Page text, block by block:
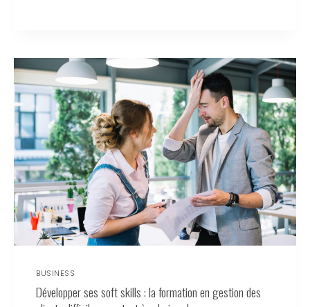
BUSINESS
Développer ses soft skills : la formation en gestion des